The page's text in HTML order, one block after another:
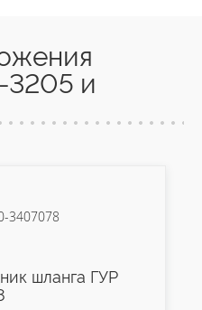
3205 и
3407078
шланга ГУР